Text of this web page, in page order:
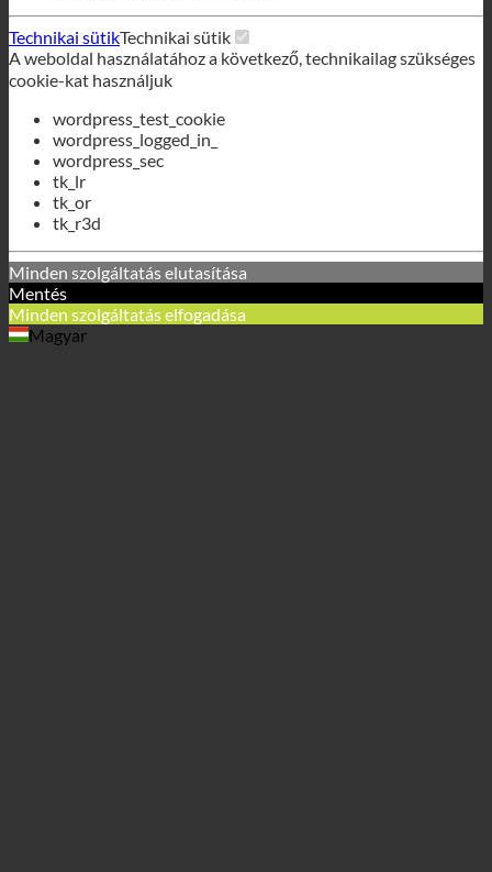
wordpress_gdpr_first_time_url
Technikai sütikTechnikai sütik
A weboldal használatához a következő, technikailag szükséges
cookie-kat használjuk
wordpress_test_cookie
wordpress_logged_in_
wordpress_sec
tk_lr
tk_r3d
Minden szolgáltatás elutasítása
Mentés